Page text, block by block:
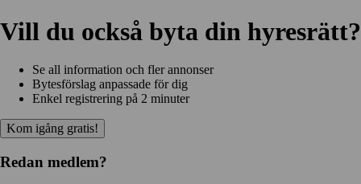
Vill du också byta din hyresrätt?
Se all information och fler annonser
Bytesförslag anpassade för dig
Enkel registrering på 2 minuter
Kom igång gratis!
Redan medlem?